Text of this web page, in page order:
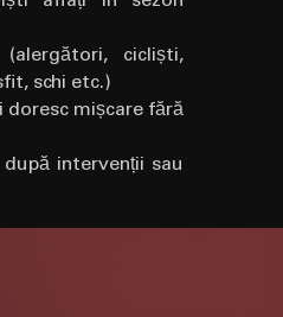
cicliști,
schi etc.)
mișcare fără
intervenții sau